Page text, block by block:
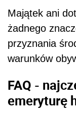
Majątek ani
żadnego
przyznania
warunków
FAQ -
emeryturę